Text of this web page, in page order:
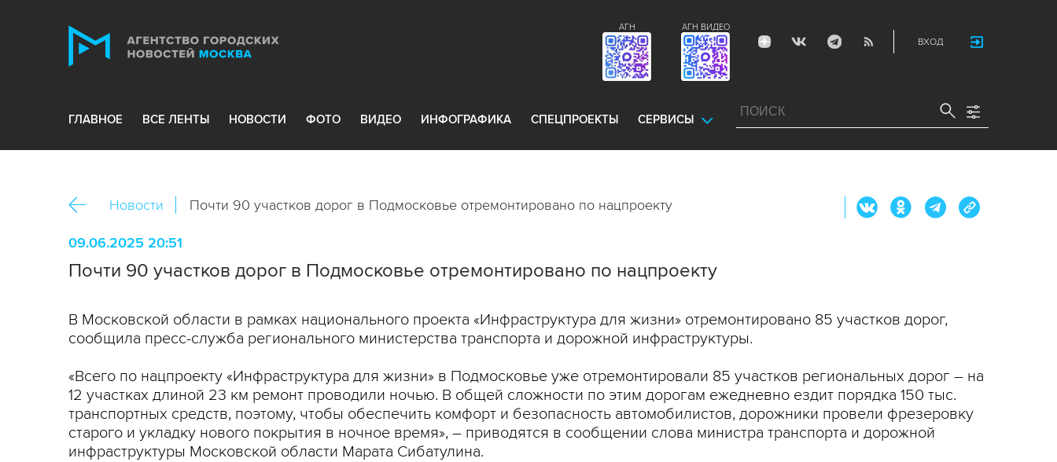
ВХОД
АГН ВИДЕО
АГН
ГЛАВНОЕ ВСЕ ЛЕНТЫ НОВОСТИ ФОТО ВИДЕО ИНФОГРАФИКА СПЕЦПРОЕКТЫ СЕРВИСЫ
Новости Почти 90 участков дорог в Подмосковье отремонтировано по нацпроекту
09.06.2025 20:51
Почти 90 участков дорог в Подмосковье отремонтировано по нацпроекту
В Московской области в рамках национального проекта «Инфраструктура для жизни» отремонтировано 85 участков дорог,
сообщила пресс-служба регионального министерства транспорта и дорожной инфраструктуры.
«Всего по нацпроекту «Инфраструктура для жизни» в Подмосковье уже отремонтировали 85 участков региональных дорог – на
12 участках длиной 23 км ремонт проводили ночью. В общей сложности по этим дорогам ежедневно ездит порядка 150 тыс.
транспортных средств, поэтому, чтобы обеспечить комфорт и безопасность автомобилистов, дорожники провели фрезеровку
старого и укладку нового покрытия в ночное время», – приводятся в сообщении слова министра транспорта и дорожной
инфраструктуры Московской области Марата Сибатулина.